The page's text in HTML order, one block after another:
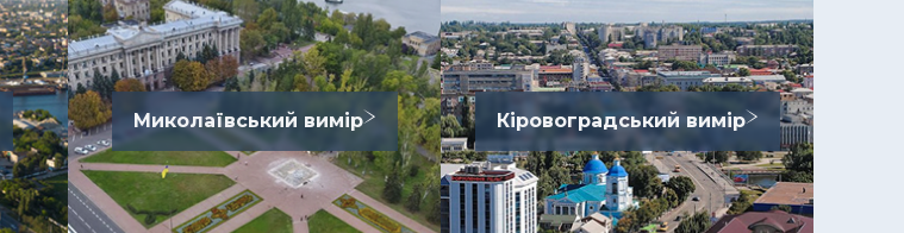
Миколаївський вимір Кіровоградський вимір